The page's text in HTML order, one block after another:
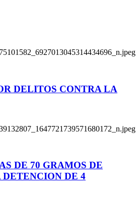
DELITOS CONTRA LA
DE 70 GRAMOS DE
DE 4